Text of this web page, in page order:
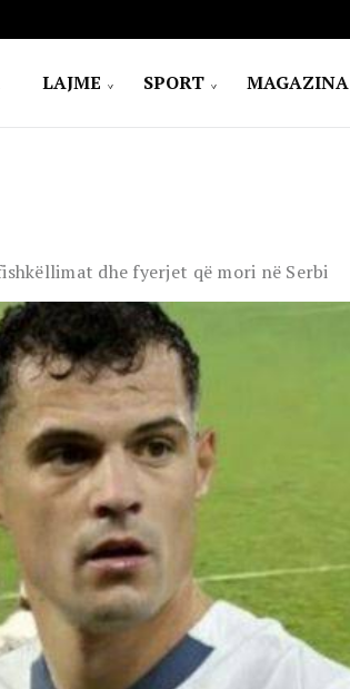
LAJME SPORT MAGAZINA
dhe fyerjet që mori në Serbi